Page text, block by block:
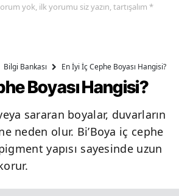
yok, ilk yorumu siz yazın, tartışalım *
Bilgi Bankası En İyi İç Cephe Boyası Hangisi?
Boyası Hangisi?
sararan boyalar, duvarların
neden olur. Bi’Boya iç cephe
yapısı sayesinde uzun